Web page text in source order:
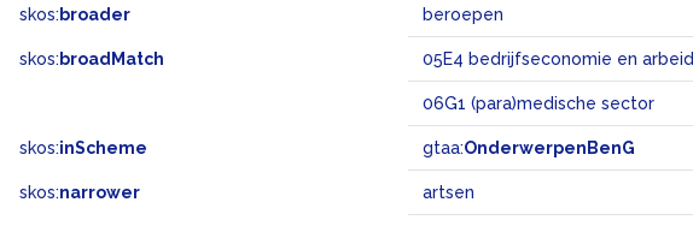
skos: broader beroepen
skos: broadMatch 05E4 bedrijfseconomie en arbeid
06G1 (para)medische sector
skos:inScheme gtaa:OnderwerpenBenG
skos:narrower artsen